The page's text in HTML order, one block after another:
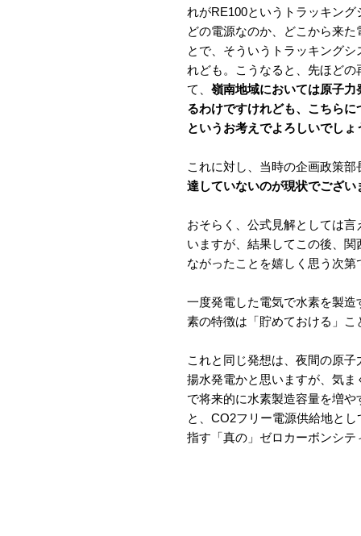
れがRE100というトラッキング
どの電源なのか、どこから来
とで、そういうトラッキング
れども。こうなると、先ほど
て、 嶺南地域においては原子力
るわけですけれども、こちら
というお考えでよろしいでしょ
これに対し、当時の企画政策部
達していないのが現状でござい
おそらく、公式見解としては
いますが、結果してこの後、
ながったことを嬉しく思う次第
一度発電した電気で水素を製
素の特徴は「貯めておける」こ
これと同じ発想は、夜間の原子
揚水発電かと思いますが、気ま
で将来的に水素製造容量を増
と、CO2フリー電源供給地と
指す「真の」ゼロカーボンシテ